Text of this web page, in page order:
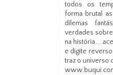
todos os
forma brutal
dilemas
verdades
na
e digite
traz o universo